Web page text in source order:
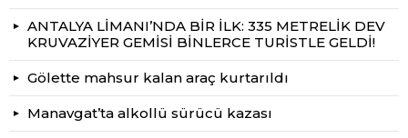
ANTALYA LİMANI’NDA BİR İLK: 335 METRELİK DEV
KRUVAZİYER GEMİSİ BİNLERCE TURİSTLE GELDİ!
Gölette mahsur kalan araç kurtarıldı
Manavgat’ta alkollü sürücü kazası